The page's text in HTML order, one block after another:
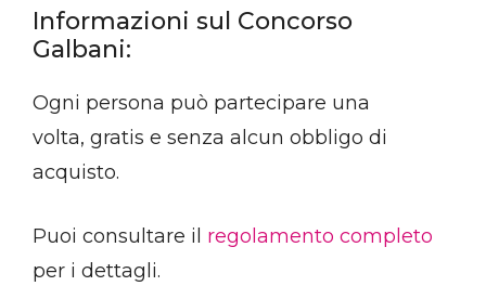
Informazioni sul Concorso
Galbani:
Ogni persona può partecipare una
volta, gratis e senza alcun obbligo di
acquisto.
Puoi consultare il regolamento completo
per i dettagli.